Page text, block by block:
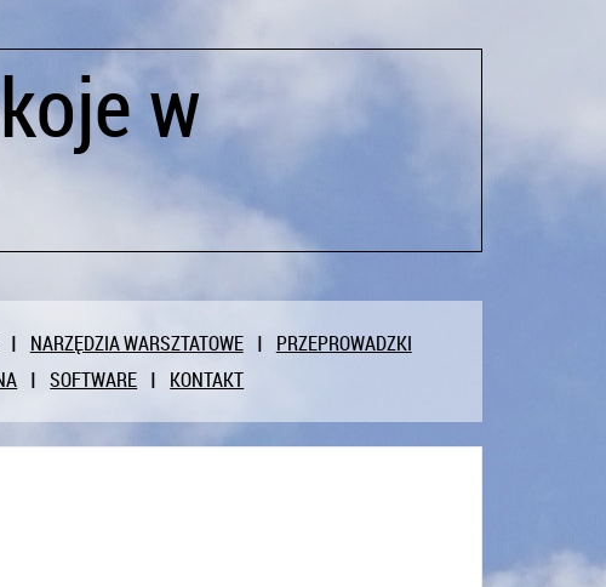
w
NARZĘDZIA WARSZTATOWE
PRZEPROWADZKI
SOFTWARE KONTAKT